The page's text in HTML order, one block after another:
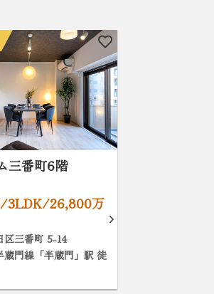
三番町6階
3LDK/26,800万
区三番町 5-14
蔵門線「半蔵門」駅 徒